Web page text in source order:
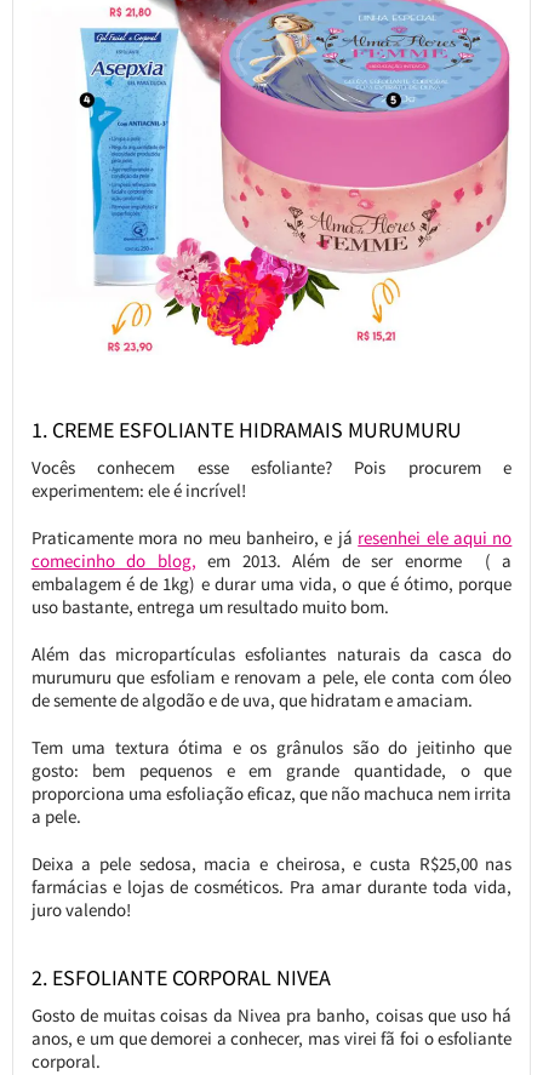
1. CREME ESFOLIANTE HIDRAMAIS MURUMURU
Vocês conhecem esse esfoliante? Pois procurem e
experimentem: ele é incrível!
Praticamente mora no meu banheiro, e já resenhei ele aqui no
comecinho do blog, em 2013. Além de ser enorme ( a
embalagem é de 1kg) e durar uma vida, o que é ótimo, porque
uso bastante, entrega um resultado muito bom.
Além das micropartículas esfoliantes naturais da casca do
murumuru que esfoliam e renovam a pele, ele conta com óleo
de semente de algodão e de uva, que hidratam e amaciam.
Tem uma textura ótima e os grânulos são do jeitinho que
gosto: bem pequenos e em grande quantidade, o que
proporciona uma esfoliação eficaz, que não machuca nem irrita
a pele.
Deixa a pele sedosa, macia e cheirosa, e custa R$25,00 nas
farmácias e lojas de cosméticos. Pra amar durante toda vida,
juro valendo!
2. ESFOLIANTE CORPORAL NIVEA
Gosto de muitas coisas da Nivea pra banho, coisas que uso há
anos, e um que demorei a conhecer, mas virei fã foi o esfoliante
corporal.